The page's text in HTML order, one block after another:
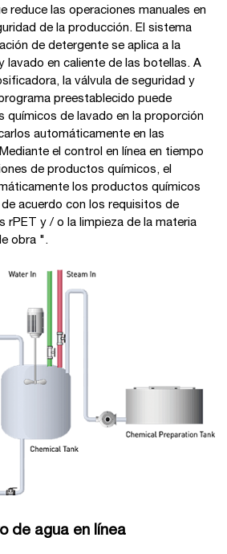
reduce las operaciones manuales en
de la producción. El sistema
de detergente se aplica a la
lavado en caliente de las botellas. A
la válvula de seguridad y
preestablecido puede
químicos de lavado en la proporción
automáticamente en las
el control en línea en tiempo
de productos químicos, el
los productos químicos
acuerdo con los requisitos de
rPET y / o la limpieza de la materia
obra ".
de agua en línea